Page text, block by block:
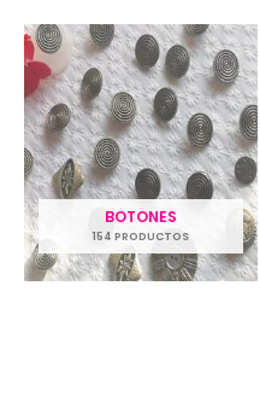
BOTONES
154 PRODUCTOS